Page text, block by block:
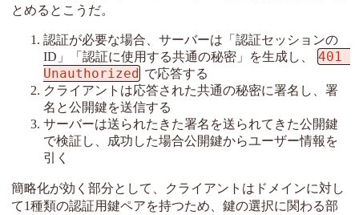
とめるとこうだ。
認証が必要な場合、サーバーは「認証セッションの
ID」「認証に使用する共通の秘密」を生成し、
401
Unauthorized で応答する
クライアントは応答された共通の秘密に署名し、署
名と公開鍵を送信する
サーバーは送られたきた署名を送られてきた公開鍵
で検証し、成功した場合公開鍵からユーザー情報を
引く
簡略化が効く部分として、クライアントはドメインに対し
て1種類の認証用鍵ペアを持つため、鍵の選択に関わる部